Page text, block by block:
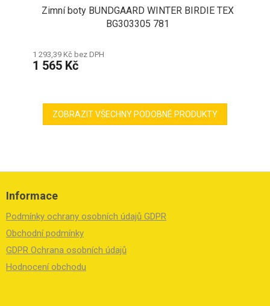
Zimní boty BUNDGAARD WINTER BIRDIE TEX
BG303305 781
1 293,39 Kč bez DPH
1 565 Kč
ZOBRAZIT VŠECHNY PODOBNÉ PRODUKTY
Z
Informace
Podmínky ochrany osobních údajů GDPR
Obchodní podmínky
GDPR Ochrana osobních údajů
Hodnocení obchodu